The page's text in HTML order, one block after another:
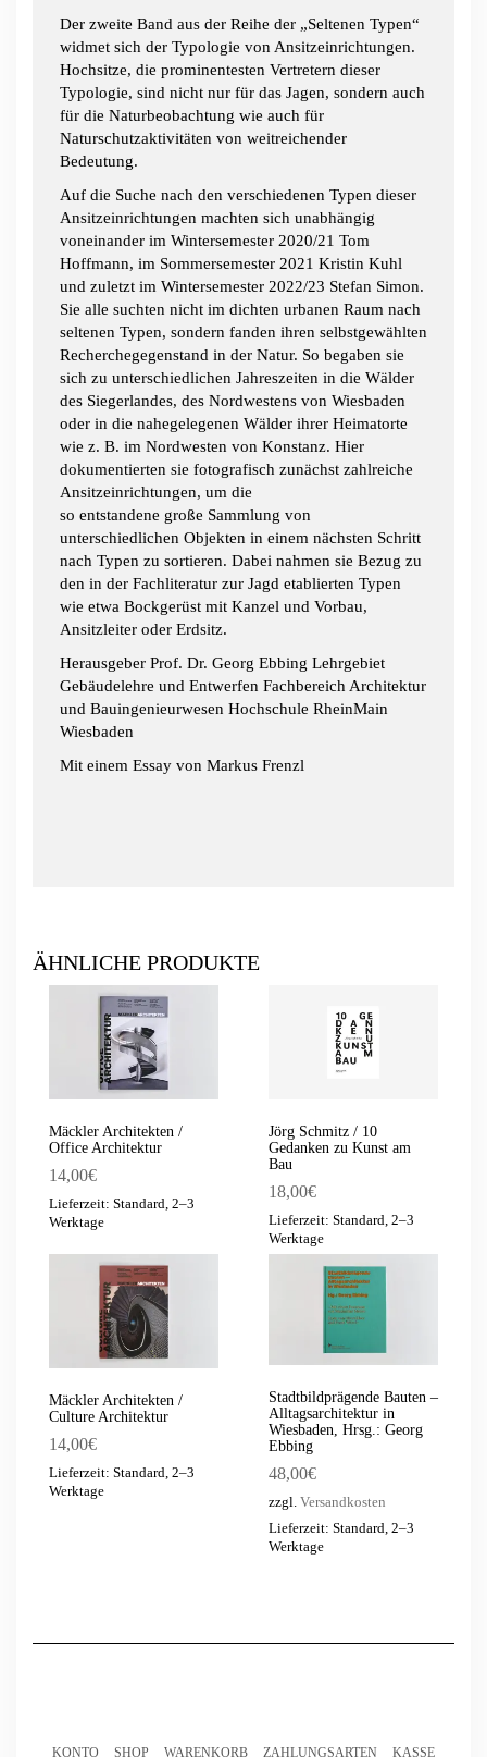
Frenzl
Menge
Der zweite Band aus der Reihe der „Seltenen Typen“
widmet sich der Typologie von Ansitzeinrichtungen.
Hochsitze, die prominentesten Vertretern dieser
Typologie, sind nicht nur für das Jagen, sondern auch
für die Naturbeobachtung wie auch für
Naturschutzaktivitäten von weitreichender
Bedeutung.
Auf die Suche nach den verschiedenen Typen dieser
Ansitzeinrichtungen machten sich unabhängig
voneinander im Wintersemester 2020/21 Tom
Hoffmann, im Sommersemester 2021 Kristin Kuhl
und zuletzt im Wintersemester 2022/23 Stefan Simon.
Sie alle suchten nicht im dichten urbanen Raum nach
seltenen Typen, sondern fanden ihren selbstgewählten
Recherchegegenstand in der Natur. So begaben sie
sich zu unterschiedlichen Jahreszeiten in die Wälder
des Siegerlandes, des Nordwestens von Wiesbaden
oder in die nahegelegenen Wälder ihrer Heimatorte
wie z. B. im Nordwesten von Konstanz. Hier
dokumentierten sie fotografisch zunächst zahlreiche
Ansitzeinrichtungen, um die
so entstandene große Sammlung von
unterschiedlichen Objekten in einem nächsten Schritt
nach Typen zu sortieren. Dabei nahmen sie Bezug zu
den in der Fachliteratur zur Jagd etablierten Typen
wie etwa Bockgerüst mit Kanzel und Vorbau,
Ansitzleiter oder Erdsitz.
Herausgeber Prof. Dr. Georg Ebbing Lehrgebiet
Gebäudelehre und Entwerfen Fachbereich Architektur
und Bauingenieurwesen Hochschule RheinMain
Wiesbaden
Mit einem Essay von Markus Frenzl
ÄHNLICHE PRODUKTE
Mäckler Architekten /
Office Architektur
14,00€
Lieferzeit: Standard, 2–3
Werktage
Jörg Schmitz / 10
Gedanken zu Kunst am
Bau
18,00€
Lieferzeit: Standard, 2–3
Werktage
Mäckler Architekten /
Culture Architektur
14,00€
Lieferzeit: Standard, 2–3
Werktage
Stadtbildprägende Bauten –
Alltagsarchitektur in
Wiesbaden, Hrsg.: Georg
Ebbing
48,00€
zzgl. Versandkosten
Lieferzeit: Standard, 2–3
Werktage
KONTO SHOP WARENKORB ZAHLUNGSARTEN KASSE